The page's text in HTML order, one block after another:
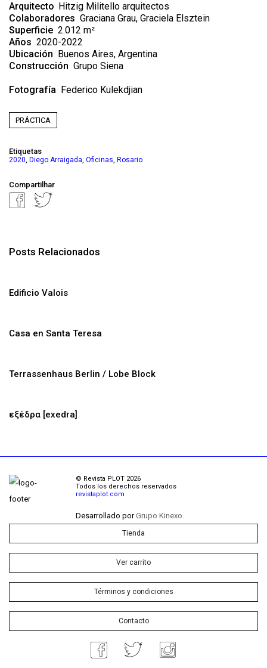
Arquitecto Hitzig Militello arquitectos
Colaboradores Graciana Grau, Graciela Elsztein
Superficie 2.012 m²
Años 2020-2022
Ubicación Buenos Aires, Argentina
Construcción Grupo Siena
Fotografía Federico Kulekdjian
PRÁCTICA
Etiquetas
2020, Diego Arraigada, Oficinas, Rosario
Compartilhar
Posts Relacionados
Edificio Valois
Casa en Santa Teresa
Terrassenhaus Berlin / Lobe Block
εξέδρα [exedra]
© Revista PLOT 2026
Todos los derechos reservados
revistaplot.com
Desarrollado porGrupo Kinexo.
Tienda
Ver carrito
Términos y condiciones
Contacto